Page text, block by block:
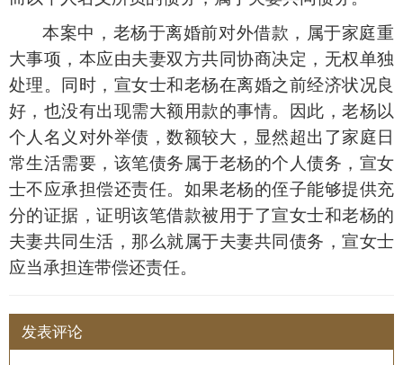
本案中，老杨于离婚前对外借款，属于家庭重
大事项，本应由夫妻双方共同协商决定，无权单独
处理。同时，宣女士和老杨在离婚之前经济状况良
好，也没有出现需大额用款的事情。因此，老杨以
个人名义对外举债，数额较大，显然超出了家庭日
常生活需要，该笔债务属于老杨的个人债务，宣女
士不应承担偿还责任。如果老杨的侄子能够提供充
分的证据，证明该笔借款被用于了宣女士和老杨的
夫妻共同生活，那么就属于夫妻共同债务，宣女士
应当承担连带偿还责任。
发表评论